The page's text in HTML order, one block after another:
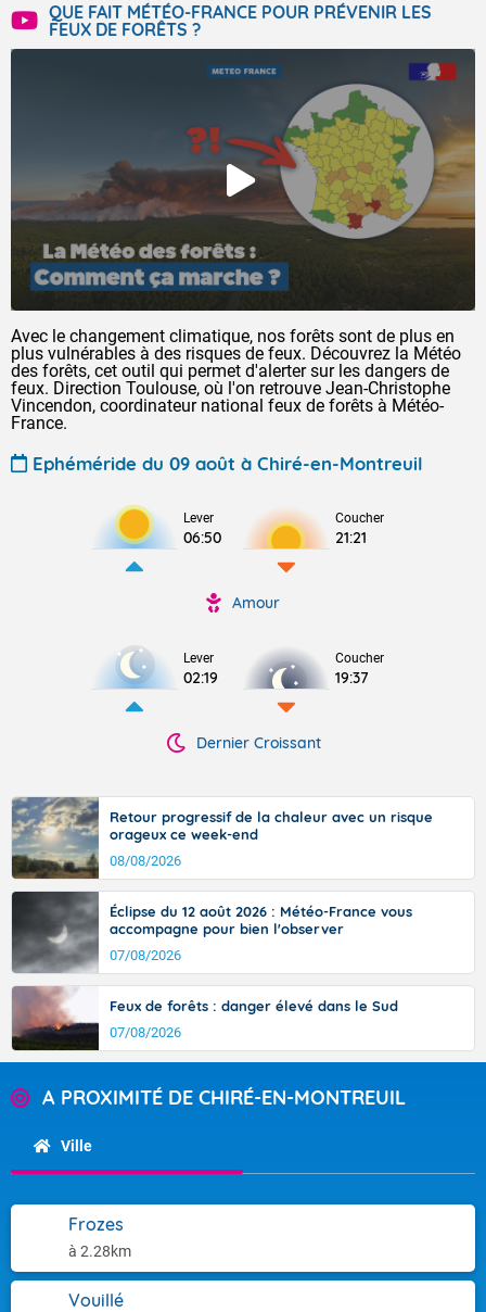
QUE FAIT MÉTÉO-FRANCE POUR PRÉVENIR LES
FEUX DE FORÊTS ?
Avec le changement climatique, nos forêts sont de plus en
plus vulnérables à des risques de feux. Découvrez la Météo
des forêts, cet outil qui permet d'alerter sur les dangers de
feux. Direction Toulouse, où l'on retrouve Jean-Christophe
Vincendon, coordinateur national feux de forêts à Météo-
France.
Ephéméride du 09 août à Chiré-en-Montreuil
Lever
06:50
Coucher
21:21
Amour
Lever
02:19
Coucher
19:37
Dernier Croissant
Retour progressif de la chaleur avec un risque
orageux ce week-end
08/08/2026
Éclipse du 12 août 2026 : Météo-France vous
accompagne pour bien l'observer
07/08/2026
Feux de forêts : danger élevé dans le Sud
07/08/2026
A PROXIMITÉ DE CHIRÉ-EN-MONTREUIL
Ville
Frozes
à 2.28km
Vouillé